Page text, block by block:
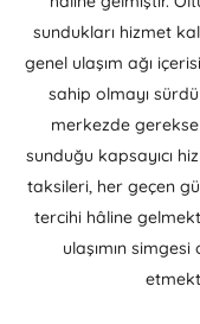
sundukları hizmet
genel ulaşım ağı
sahip olmayı
merkezde
sunduğu kapsayıcı
taksileri, her geçen
tercihi hâline
ulaşımın